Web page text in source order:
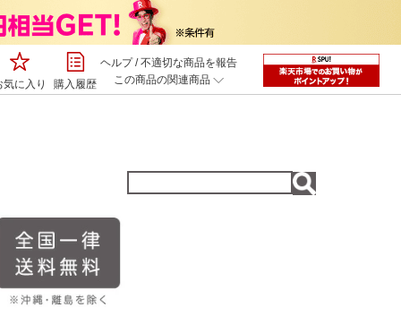
気に入り 購入履歴
ヘルプ/不適切な商品を報告
この商品の関連商品